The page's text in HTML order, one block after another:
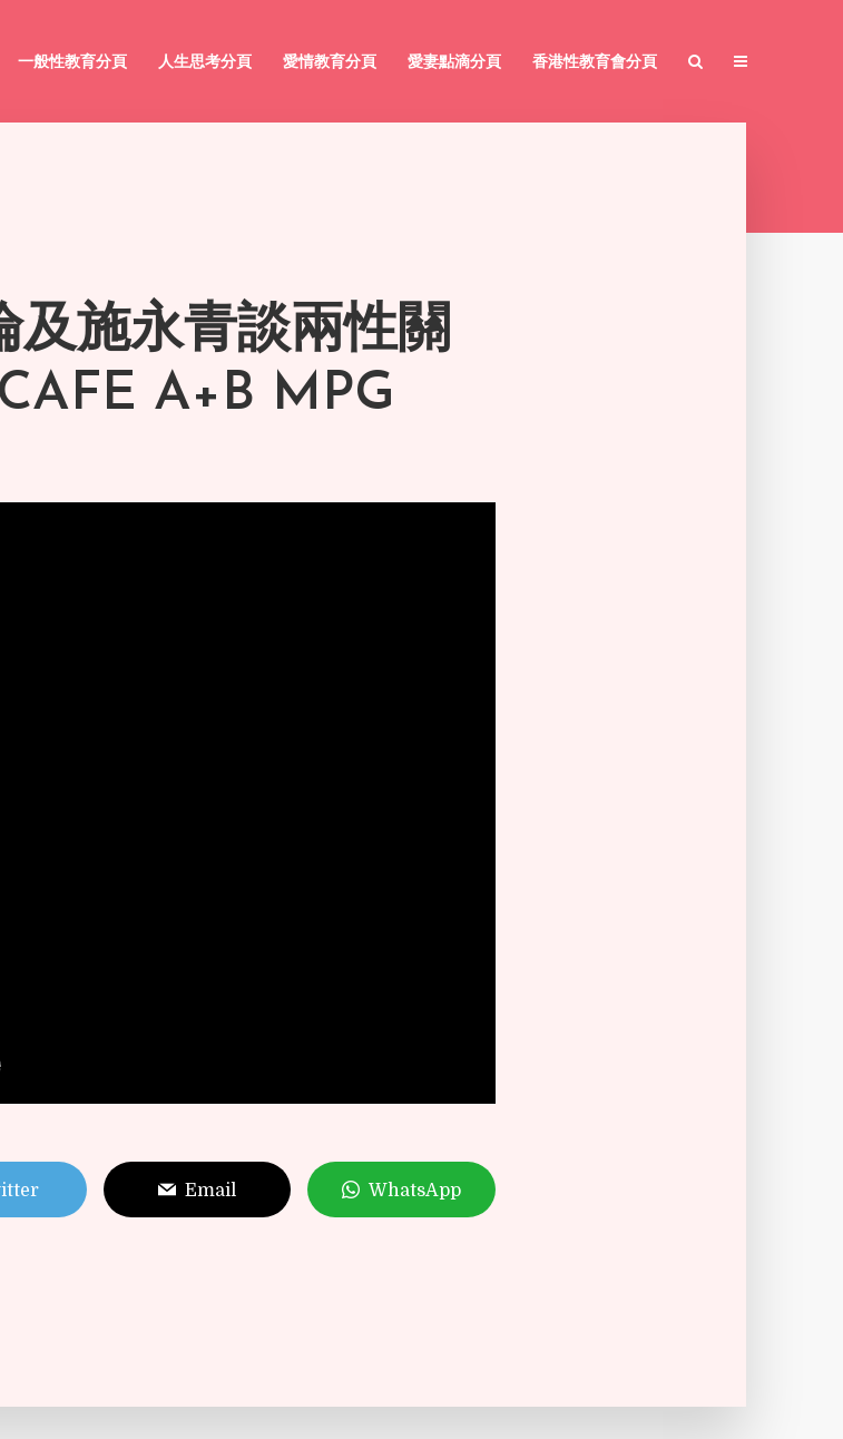
一般性教育分頁 人生思考分頁 愛情教育分頁 愛妻點滴分頁 香港性教育會分頁
及施永青談兩性關
A+B MPG
Email WhatsApp